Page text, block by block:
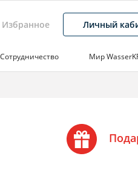
Избранное Личный
Сотрудничество Мир